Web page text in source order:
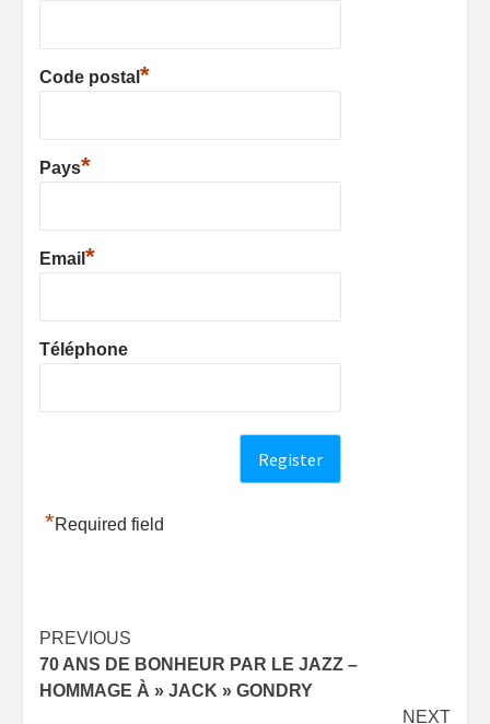
Code postal *
Pays*
Email *
Téléphone
*Required field
Post
navigation
PREVIOUS
70 ANS DE BONHEUR PAR LE JAZZ –
HOMMAGE À » JACK » GONDRY
NEXT